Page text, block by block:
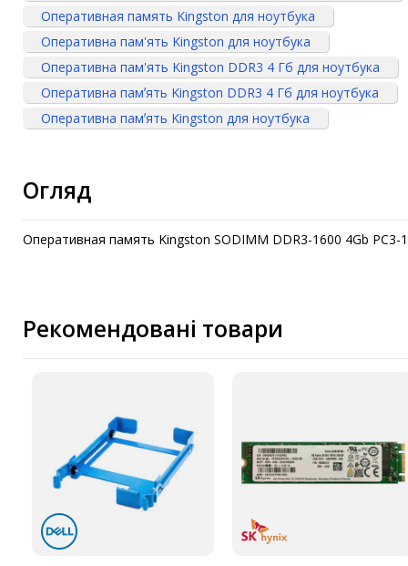
Оперативная память Kingston для ноутбука
Оперативна пам'ять Kingston для ноутбука
Оперативна пам'ять Kingston DDR3 4 Гб для ноутбука
Оперативна памʼять Kingston DDR3 4 Гб для ноутбука
Оперативна памʼять Kingston для ноутбука
Огляд
Оперативная память Kingston SODIMM DDR3-1600 4Gb
Рекомендовані товари